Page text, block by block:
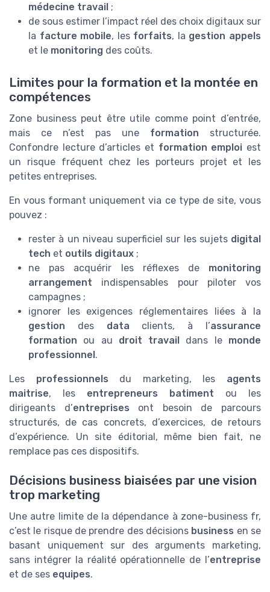
médecine travail ;
de sous estimer l’impact réel des choix digitaux sur
la facture mobile, les forfaits, la gestion appels
et le monitoring des coûts.
Limites pour la formation et la montée en
compétences
Zone business peut être utile comme point d’entrée,
mais ce n’est pas une formation structurée.
Confondre lecture d’articles et formation emploi est
un risque fréquent chez les porteurs projet et les
petites entreprises.
En vous formant uniquement via ce type de site, vous
pouvez :
rester à un niveau superficiel sur les sujets digital
tech et outils digitaux ;
ne pas acquérir les réflexes de monitoring
arrangement indispensables pour piloter vos
campagnes ;
ignorer les exigences réglementaires liées à la
gestion des data clients, à l’assurance
formation ou au droit travail dans le monde
professionnel.
Les professionnels du marketing, les agents
maitrise, les entrepreneurs batiment ou les
dirigeants d’entreprises ont besoin de parcours
structurés, de cas concrets, d’exercices, de retours
d’expérience. Un site éditorial, même bien fait, ne
remplace pas ces dispositifs.
Décisions business biaisées par une vision
trop marketing
Une autre limite de la dépendance à zone-business fr,
c’est le risque de prendre des décisions business en se
basant uniquement sur des arguments marketing,
sans intégrer la réalité opérationnelle de l’entreprise
et de ses equipes.